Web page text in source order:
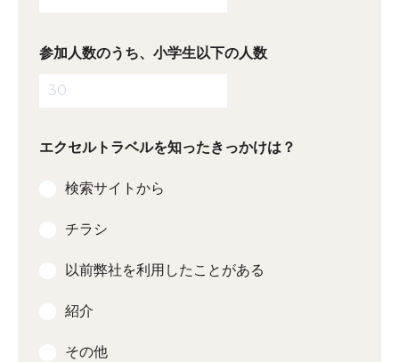
参加人数のうち、小学生以下の人数
エクセルトラベルを知ったきっかけは？
検索サイトから
チラシ
以前弊社を利用したことがある
紹介
その他